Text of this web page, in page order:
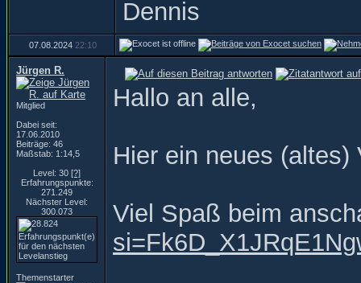
Dennis
07.08.2024 22:10
Jürgen R.
Mitglied
Dabei seit:
17.06.2010
Beiträge: 46
Maßstab: 1:14,5
Level: 30 [?]
Erfahrungspunkte:
271.249
Nächster Level:
300.073
Themenstarter
Hallo an alle,
Hier ein neues
Viel Spaß beim